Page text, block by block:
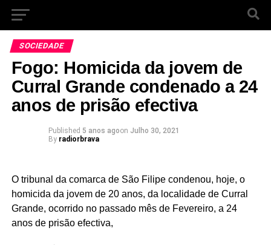
SOCIEDADE
Fogo: Homicida da jovem de
Curral Grande condenado a 24
anos de prisão efectiva
Published 5 anos agoon Julho 30, 2021
By radiorbrava
O tribunal da comarca de São Filipe condenou, hoje, o
homicida da jovem de 20 anos, da localidade de Curral
Grande, ocorrido no passado mês de Fevereiro, a 24
anos de prisão efectiva,